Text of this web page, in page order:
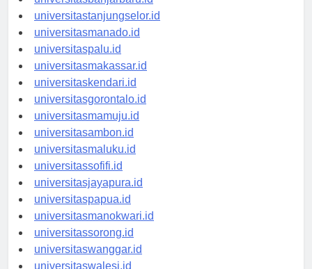
universitasbanjarbaru.id
universitastanjungselor.id
universitasmanado.id
universitaspalu.id
universitasmakassar.id
universitaskendari.id
universitasgorontalo.id
universitasmamuju.id
universitasambon.id
universitasmaluku.id
universitassofifi.id
universitasjayapura.id
universitaspapua.id
universitasmanokwari.id
universitassorong.id
universitaswanggar.id